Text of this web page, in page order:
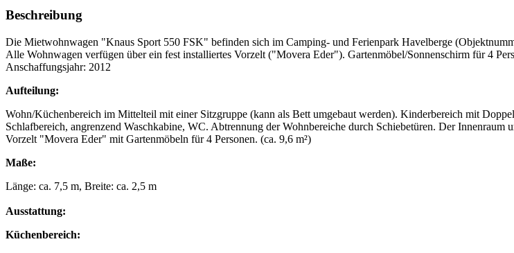
Beschreibung
Die Mietwohnwagen "Knaus Sport 550 FSK" befinden sich im Camping- und Ferienpark Havelberge
Alle Wohnwagen verfügen über ein fest installiertes Vorzelt ("Movera Eder"). Gartenmöbel/Sonnenschirm für 4
Anschaffungsjahr: 2012
Aufteilung:
Wohn/Küchenbereich im Mittelteil mit einer Sitzgruppe (kann als Bett umgebaut werden). Kinderbereich mit
Schlafbereich, angrenzend Waschkabine, WC. Abtrennung der Wohnbereiche durch Schiebetüren. Der Innenraum
Vorzelt "Movera Eder" mit Gartenmöbeln für 4 Personen. (ca. 9,6 m²)
Maße:
Länge: ca. 7,5 m, Breite: ca. 2,5 m
Ausstattung:
Küchenbereich: